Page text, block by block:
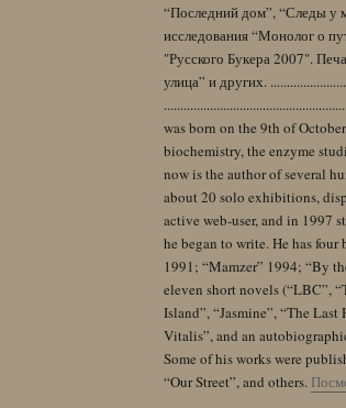
“Последний дом”, “Следы у
исследования “Монолог о
"Русского Букера 2007".
улица” и других.
was born on the 9th of
biochemistry, the enzyme
now is the author of several
about 20 solo exhibitions,
active web-user, and in 1997
he began to write. He has
1991; “Mamzer” 1994; “By
eleven short novels (“LBC”,
Island”, “Jasmine”, “The
Vitalis”, and an
Some of his works were
“Our Street”, and others.